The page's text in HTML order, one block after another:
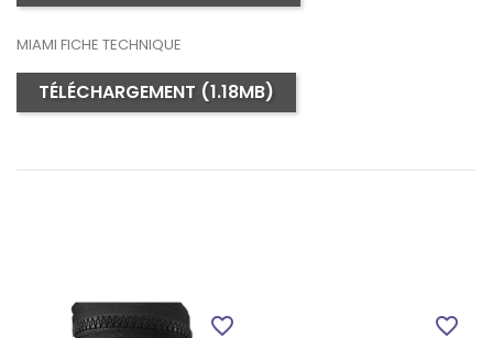
MIAMI FICHE TECHNIQUE
TÉLÉCHARGEMENT (1.18MB)
favorite_border favorite_border